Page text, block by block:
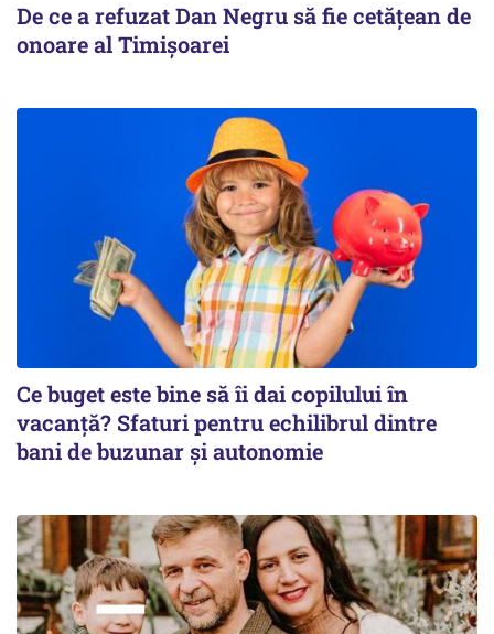
De ce a refuzat Dan Negru să fie cetățean de
onoare al Timișoarei
Ce buget este bine să îi dai copilului în
vacanță? Sfaturi pentru echilibrul dintre
bani de buzunar și autonomie